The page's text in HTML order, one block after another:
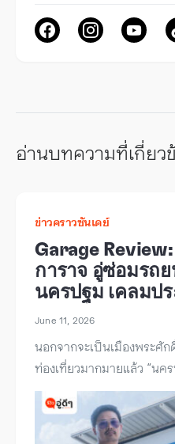
อ่านบทความที่เกี่ยว
ข่าวคราวซันเดย์
Garage
การาจ อู่ซ่อมรถ
นครปฐม เคลมป
June 11, 2026
นอกจากจะเป็นเมืองพระ
ท่องเที่ยวมากมายแล้ว “นค